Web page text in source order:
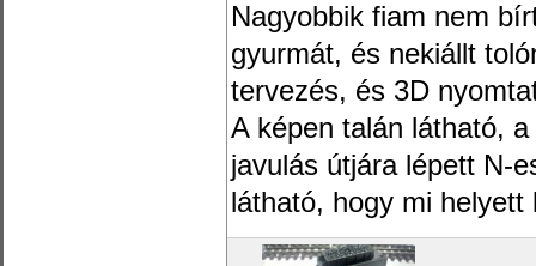
Nagyobbik fiam nem
gyurmát, és nekiállt
tervezés, és 3D
A képen talán látható,
javulás útjára lépett N-
látható, hogy mi helyett